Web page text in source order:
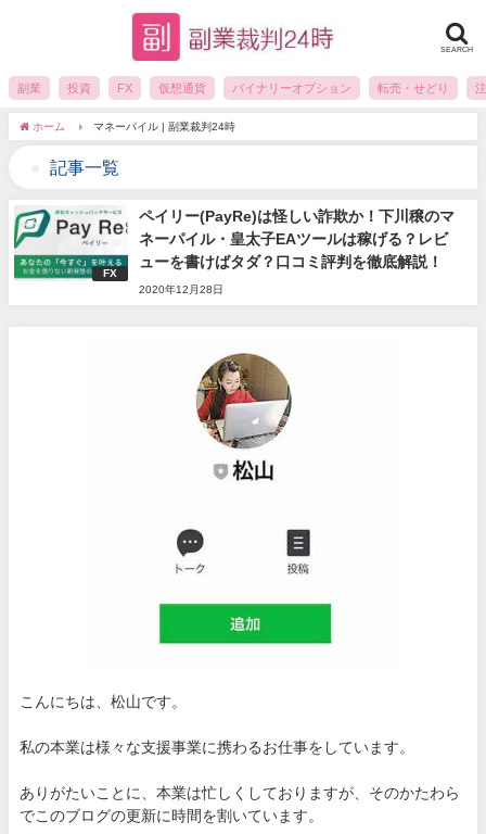
SEARCH
副業 投資 FX 仮想通貨 バイナリーオプション 転売・せどり
ホーム マネーパイル | 副業裁判24時
記事一覧
FX
ペイリー(PayRe)は怪しい詐欺か！下川穣のマ
ネーパイル・皇太子EAツールは稼げる？レビ
ューを書けばタダ？口コミ評判を徹底解説！
2020年12月28日
こんにちは、松山です。
私の本業は様々な支援事業に携わるお仕事をしています。
ありがたいことに、本業は忙しくしておりますが、そのかたわら
でこのブログの更新に時間を割いています。